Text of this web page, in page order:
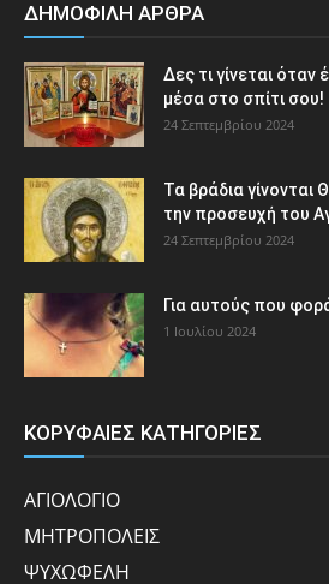
ΔΗΜΟΦΙΛΗ ΑΡΘΡΑ
Δες τι γίνεται όταν
μέσα στο σπίτι σου!
24 Σεπτεμβρίου 2024
Τα βράδια
την προσευχή του
24 Σεπτεμβρίου 2024
Για αυτούς που
1 Ιουλίου 2024
ΚΟΡΥΦΑΙΕΣ ΚΑΤΗΓΟΡΙΕΣ
ΑΓΙΟΛΟΓΙΟ
ΜΗΤΡΟΠΟΛΕΙΣ
ΨΥΧΩΦΕΛΗ